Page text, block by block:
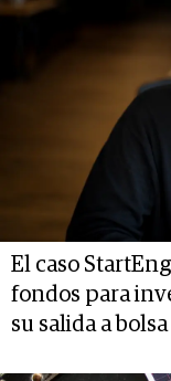
El caso
fondos para
su salida a bolsa